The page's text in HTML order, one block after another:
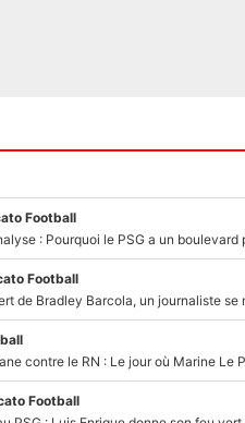
Football
Football
Football